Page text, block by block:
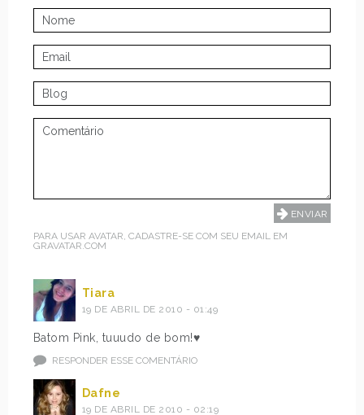
PARA USAR AVATAR, CADASTRE-SE COM SEU EMAIL EM
GRAVATAR.COM
Tiara
19 DE ABRIL DE 2010 - 01:49
Batom Pink, tuuudo de bom!♥
RESPONDER ESSE COMENTÁRIO
Dafne
19 DE ABRIL DE 2010 - 02:19